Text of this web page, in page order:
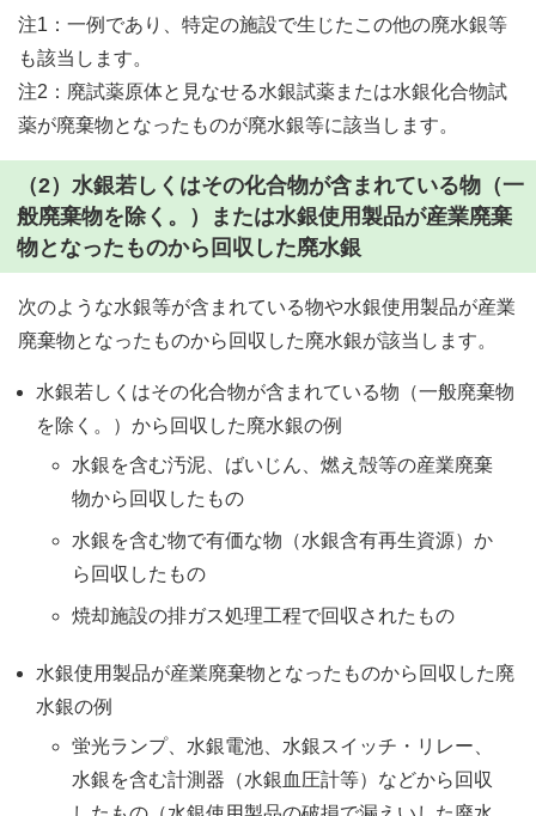
注1：一例であり、特定の施設で生じたこの他の廃水銀等
も該当します。
注2：廃試薬原体と見なせる水銀試薬または水銀化合物試
薬が廃棄物となったものが廃水銀等に該当します。
（2）水銀若しくはその化合物が含まれている物（一
般廃棄物を除く。）または水銀使用製品が産業廃棄
物となったものから回収した廃水銀
次のような水銀等が含まれている物や水銀使用製品が産業
廃棄物となったものから回収した廃水銀が該当します。
水銀若しくはその化合物が含まれている物（一般廃棄物
を除く。）から回収した廃水銀の例
水銀を含む汚泥、ばいじん、燃え殻等の産業廃棄
物から回収したもの
水銀を含む物で有価な物（水銀含有再生資源）か
ら回収したもの
焼却施設の排ガス処理工程で回収されたもの
水銀使用製品が産業廃棄物となったものから回収した廃
水銀の例
蛍光ランプ、水銀電池、水銀スイッチ・リレー、
水銀を含む計測器（水銀血圧計等）などから回収